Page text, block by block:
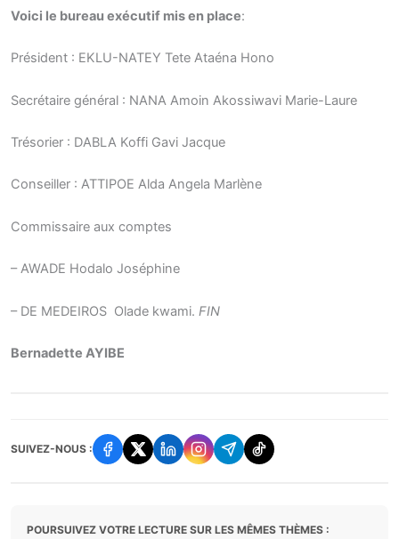
Voici le bureau exécutif mis en place:
Président : EKLU-NATEY Tete Ataéna Hono
Secrétaire général : NANA Amoin Akossiwavi Marie-Laure
Trésorier : DABLA Koffi Gavi Jacque
Conseiller : ATTIPOE Alda Angela Marlène
Commissaire aux comptes
– AWADE Hodalo Joséphine
– DE MEDEIROS Olade kwami. FIN
Bernadette AYIBE
SUIVEZ-NOUS :
POURSUIVEZ VOTRE LECTURE SUR LES MÊMES THÈMES :